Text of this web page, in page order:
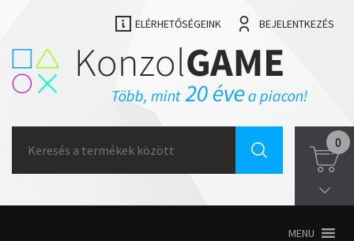
ELÉRHETŐSÉGEINK BEJELENTKEZÉS
for:
0
MENU